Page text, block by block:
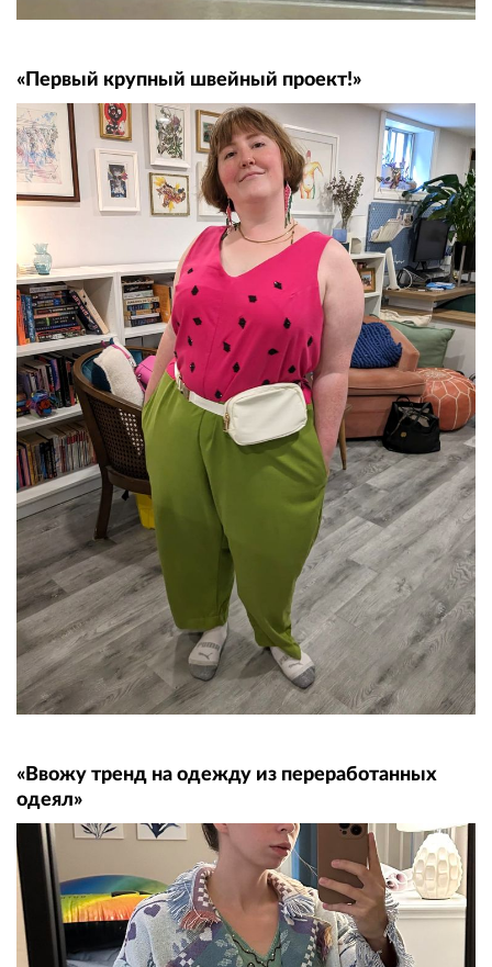
«Первый крупный швейный проект!»
«Ввожу тренд на одежду из переработанных
одеял»